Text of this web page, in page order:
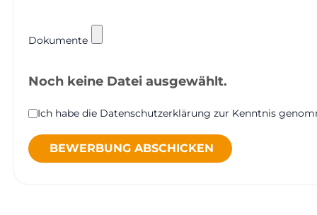
Dokumente
Noch keine Datei ausgewählt.
Ich habe die Datenschutzerklärung zur Kenntnis
BEWERBUNG ABSCHICKEN